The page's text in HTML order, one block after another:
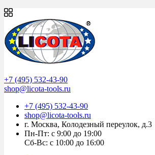
+7 (495) 532-43-90
shop@licota-tools.ru
+7 (495) 532-43-90
shop@licota-tools.ru
г. Москва, Колодезный переулок, д.3
Пн-Пт: с 9:00 до 19:00
Сб-Вс: с 10:00 до 16:00
Просмотр
Просмотр
Просмотр
Просмотр
Просмотр
Просмотр
Просмотр